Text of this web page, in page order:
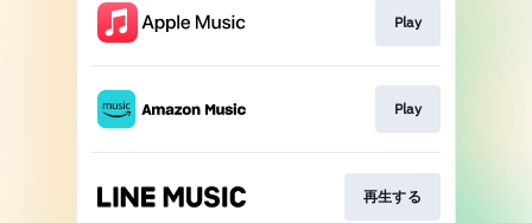
Play
Play
再生する